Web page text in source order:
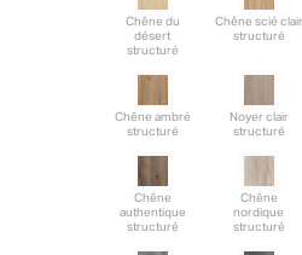
Chêne du
désert
structuré
Chêne scié clair
structuré
Chêne ambré
structuré
Noyer clair
structuré
Chêne
authentique
structuré
Chêne
nordique
structuré